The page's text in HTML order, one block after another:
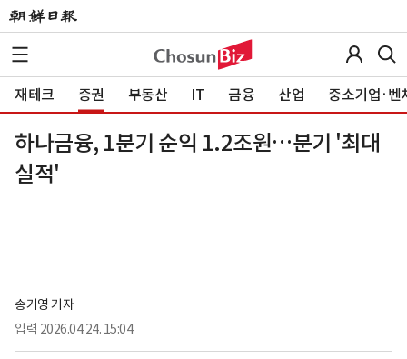
재테크 증권 부동산 IT 금융 산업 중소기업·벤
하나금융, 1분기 순익 1.2조원…분기 '최대
실적'
송기영 기자
입력 2026.04.24. 15:04